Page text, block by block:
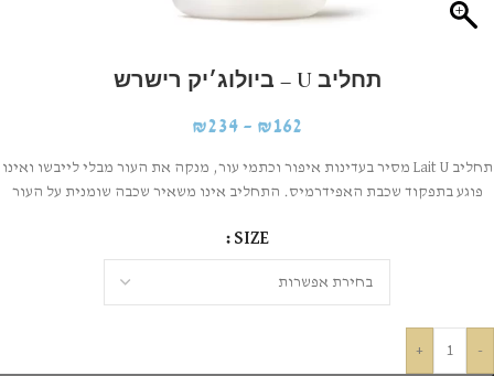
תחליב U – ביולוג׳יק רישרש
₪162
–
₪234
תחליב Lait U מסיר בעדינות איפור וכתמי עור, מנקה את העור מבלי לייבשו ואינו
פוגע בתפקוד שכבת האפידרמיס. התחליב אינו משאיר שכבה שומנית על העור
SIZE
-
+